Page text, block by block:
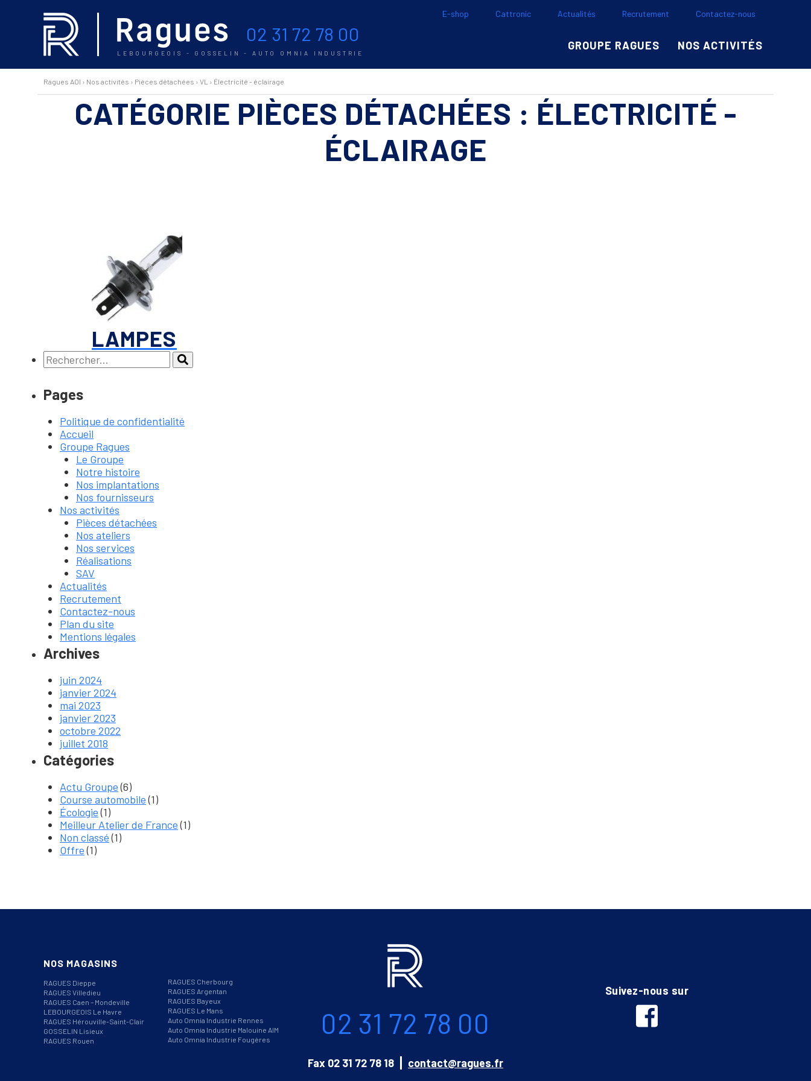
02 31 72 78 00
LEBOURGEOIS - GOSSELIN - AUTO OMNIA INDUSTRIE
E-shop Cattronic Actualités Recrutement Contactez-nous
GROUPE RAGUES NOS ACTIVITÉS
Ragues AOI › Nos activités › Pièces détachées › VL › Électricité - éclairage
CATÉGORIE PIÈCES DÉTACHÉES : ÉLECTRICITÉ -
ÉCLAIRAGE
LAMPES
Recherche :
Rechercher
Pages
Politique de confidentialité
Accueil
Groupe Ragues
Le Groupe
Notre histoire
Nos implantations
Nos fournisseurs
Nos activités
Pièces détachées
Nos ateliers
Nos services
Réalisations
SAV
Actualités
Recrutement
Contactez-nous
Plan du site
Mentions légales
Archives
juin 2024
janvier 2024
mai 2023
janvier 2023
octobre 2022
juillet 2018
Catégories
Actu Groupe(6)
Course automobile(1)
Écologie(1)
Meilleur Atelier de France(1)
Non classé(1)
Offre(1)
NOS MAGASINS
RAGUES Dieppe
RAGUES Villedieu
RAGUES Caen – Mondeville
LEBOURGEOIS Le Havre
RAGUES Hérouville-Saint-Clair
GOSSELIN Lisieux
RAGUES Rouen
RAGUES Cherbourg
RAGUES Argentan
RAGUES Bayeux
RAGUES Le Mans
Auto Omnia Industrie Rennes
Auto Omnia Industrie Malouine AIM
Auto Omnia Industrie Fougères
02 31 72 78 00
Fax 02 31 72 78 18Emailcontact@ragues.fr
Suivez-nous sur
facebook